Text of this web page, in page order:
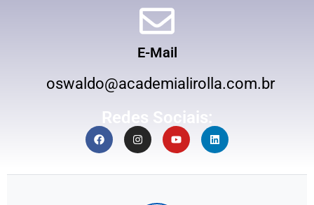
E-Mail
oswaldo@academialirolla.com.br
Redes Sociais: